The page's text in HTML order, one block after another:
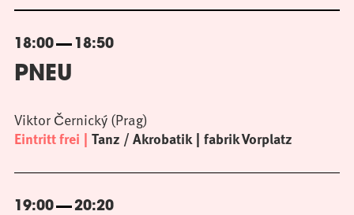
18:00 18:50
PNEU
Eintritt frei Tanz / Akrobatik fabrik Vorplatz
Viktor Černický (Prag)
19:00 20:20